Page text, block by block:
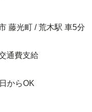
藤光町 / 荒木駅 車5分
通費支給
からOK